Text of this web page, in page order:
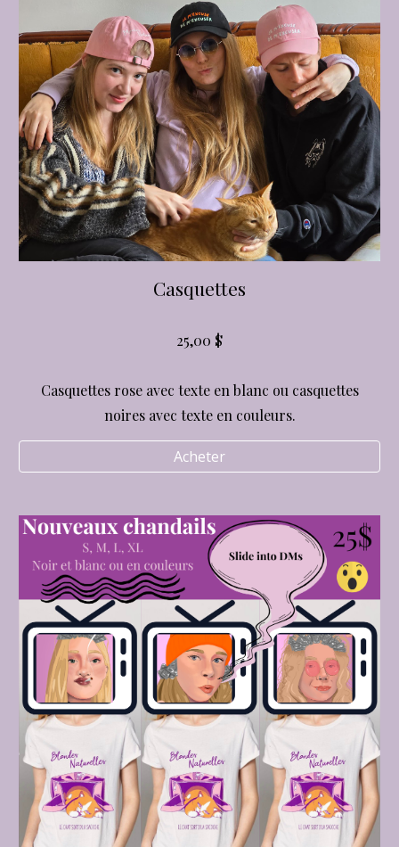
Casquettes
25,00 $
Casquettes rose avec texte en blanc ou casquettes
noires avec texte en couleurs.
Acheter